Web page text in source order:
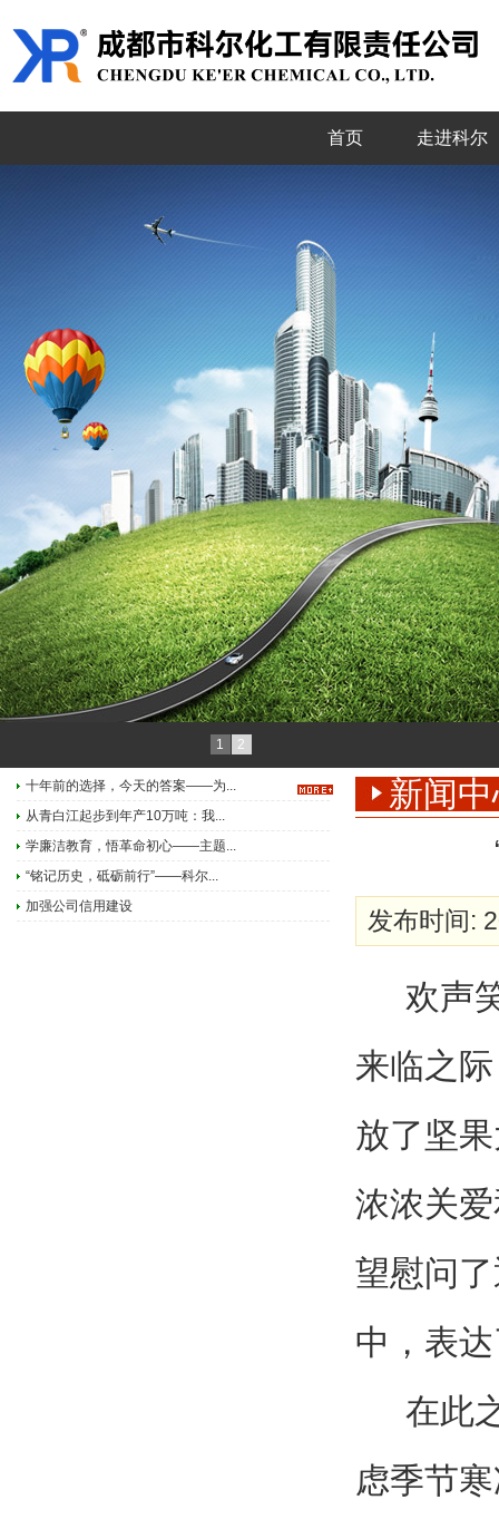
首页 走进科尔
1 2
十年前的选择，今天的答案——为...
从青白江起步到年产10万吨：我...
学廉洁教育，悟革命初心——主题...
“铭记历史，砥砺前行”——科尔...
加强公司信用建设
新闻
发布时间:
欢声
来临之
放了坚
浓浓关
望慰问
中，表
在此之
虑季节